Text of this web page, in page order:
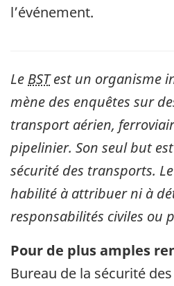
l’événement.
Le BSTest un organisme
mène des enquêtes sur
transport aérien,
pipelinier. Son seul but
sécurité des transports.
habilité à attribuer ni à
responsabilités civiles ou
Pour de plus amples
Bureau de la sécurité